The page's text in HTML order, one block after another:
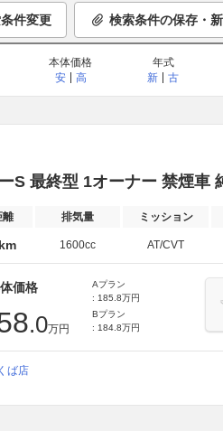
件変更 検索条件の保存・
本体価格
安
高
年式
新
古
S 最終型 1オーナー 禁煙車
離 排気量 ミッション
1600cc AT/CVT
価格
.0万円
Aプラン
: 185.8万円
Bプラン
: 184.8万円
ば店